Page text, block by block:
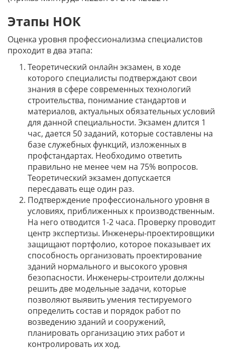
Этапы НОК
Оценка уровня профессионализма специалистов
проходит в два этапа:
Теоретический онлайн экзамен, в ходе
которого специалисты подтверждают свои
знания в сфере современных технологий
строительства, понимание стандартов и
материалов, актуальных обязательных условий
для данной специальности. Экзамен длится 1
час, дается 50 заданий, которые составлены на
базе служебных функций, изложенных в
профстандартах. Необходимо ответить
правильно не менее чем на 75% вопросов.
Теоретический экзамен допускается
пересдавать еще один раз.
Подтверждение профессионального уровня в
условиях, приближенных к производственным.
На него отводится 1-2 часа. Проверку проводит
центр экспертизы. Инженеры-проектировщики
защищают портфолио, которое показывает их
способность организовать проектирование
зданий нормального и высокого уровня
безопасности. Инженеры-строители должны
решить две модельные задачи, которые
позволяют выявить умения тестируемого
определить состав и порядок работ по
возведению зданий и сооружений,
планировать организацию этих работ и
контролировать их ход.